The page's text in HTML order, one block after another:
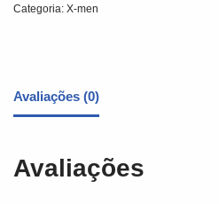
Categoria: X-men
Avaliações (0)
Avaliações